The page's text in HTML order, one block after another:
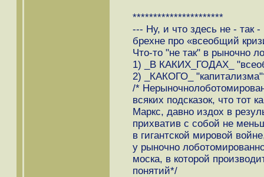
**********************
--- Ну, и что здесь не - так
брехне про «всеобщий
Что-то "не так" в рыночно
1) _В КАКИХ_ГОДАХ_
2) _КАКОГО_
/*
всяких подсказок, что тот
Маркс, давно издох в
прихватив с собой не
в гигантской мировой
у рыночно
моска, в которой
понятий*/